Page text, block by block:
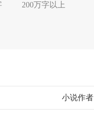
200万字以上
小说作者